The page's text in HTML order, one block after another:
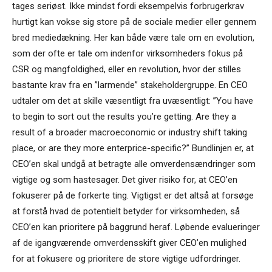
tages seriøst. Ikke mindst fordi eksempelvis forbrugerkrav
hurtigt kan vokse sig store på de sociale medier eller gennem
bred mediedækning. Her kan både være tale om en evolution,
som der ofte er tale om indenfor virksomheders fokus på
CSR og mangfoldighed, eller en revolution, hvor der stilles
bastante krav fra en ”larmende” stakeholdergruppe. En CEO
udtaler om det at skille væsentligt fra uvæsentligt: ”You have
to begin to sort out the results you’re getting. Are they a
result of a broader macroeconomic or industry shift taking
place, or are they more enterprice-specific?” Bundlinjen er, at
CEO’en skal undgå at betragte alle omverdensændringer som
vigtige og som hastesager. Det giver risiko for, at CEO’en
fokuserer på de forkerte ting. Vigtigst er det altså at forsøge
at forstå hvad de potentielt betyder for virksomheden, så
CEO’en kan prioritere på baggrund heraf. Løbende evalueringer
af de igangværende omverdensskift giver CEO’en mulighed
for at fokusere og prioritere de store vigtige udfordringer.